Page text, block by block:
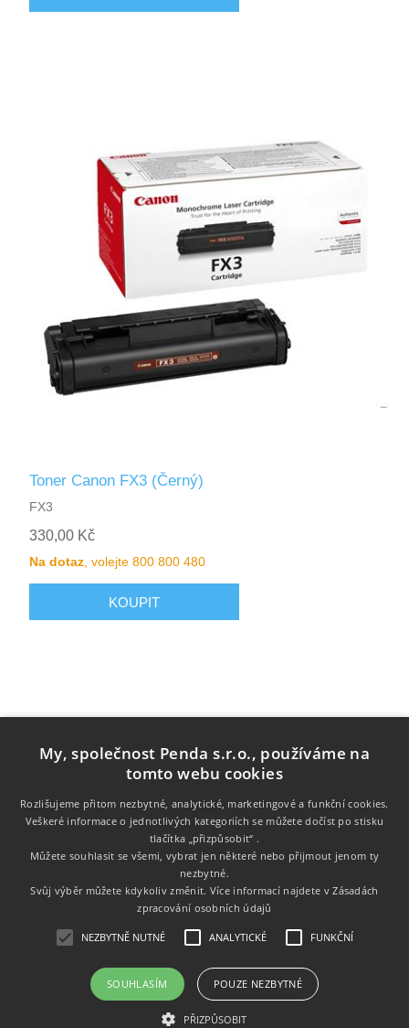
Toner Canon FX3 (Černý)
FX3
330,00 Kč
Na dotaz, volejte 800 800 480
Informace
Zákaznický servis
Copyright © 2026 Tonery.cz. Všechna práva vyhrazena.
My, společnost Penda s.r.o., používáme na
tomto webu cookies
Rozlišujeme přitom nezbytné, analytické, marketingové a funkční cookies.
Veškeré informace o jednotlivých kategoriích se můžete dočíst po stisku
tlačítka „přizpůsobit“ .
Můžete souhlasit se všemi, vybrat jen některé nebo přijmout jenom ty
nezbytné.
Svůj výběr můžete kdykoliv změnit. Více informací najdete vZásadách
zpracování osobních údajů
NEZBYTNĚ NUTNÉ ANALYTICKÉ FUNKČNÍ
SOUHLASÍM POUZE NEZBYTNÉ
PŘIZPŮSOBIT